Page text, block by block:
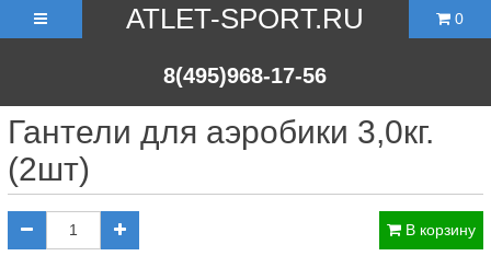
ATLET-SPORT.RU
8(495)968-17-56
0
Гантели для аэробики 3,0кг.
(2шт)
В корзину